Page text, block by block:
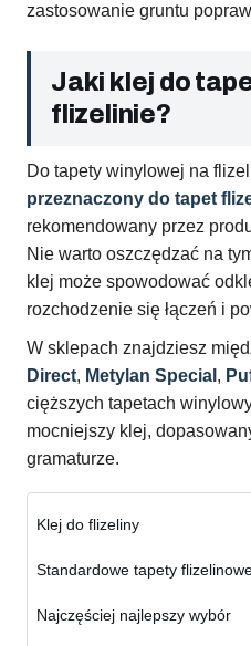
zastosowanie gruntu
Jaki klej do
flizelinie?
Do tapety winylowej na
przeznaczony do tapet
rekomendowany przez
Nie warto oszczędzać na
klej może spowodować
rozchodzenie się łączeń i
W sklepach znajdziesz
Direct, Metylan Special ,
cięższych tapetach
mocniejszy klej,
gramaturze.
Klej do flizeliny
Standardowe tapety
Najczęściej najlepszy wybór